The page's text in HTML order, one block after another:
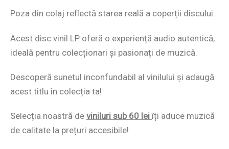
Poza din colaj reflectă starea reală a coperții discului.
Acest disc vinil LP oferă o experiență audio autentică,
ideală pentru colecționari și pasionați de muzică.
Descoperă sunetul inconfundabil al vinilului și adaugă
acest titlu în colecția ta!
Selecția noastră de viniluri sub 60 lei îți aduce muzică
de calitate la prețuri accesibile!